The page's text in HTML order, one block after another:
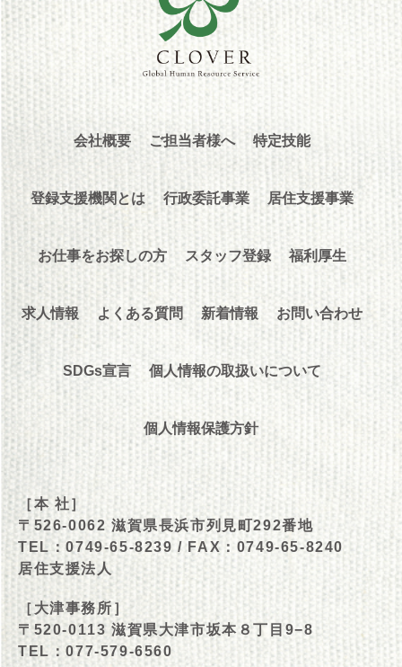
会社概要 ご担当者様へ 特定技能
登録支援機関とは 行政委託事業 居住支援事業
お仕事をお探しの方 スタッフ登録 福利厚生
求人情報 よくある質問 新着情報 お問い合わせ
SDGs宣言 個人情報の取扱いについて
個人情報保護方針
［本 社］
〒526-0062 滋賀県長浜市列見町292番地
TEL：0749-65-8239 / FAX：0749-65-8240
居住支援法人
［大津事務所］
〒520-0113 滋賀県大津市坂本８丁目9−8
TEL：077-579-6560